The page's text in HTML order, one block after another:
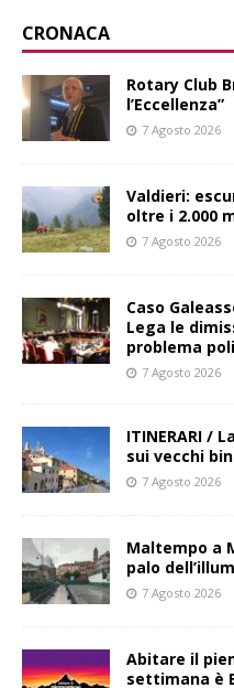
CRONACA
Rotary Club
l’Eccellenza”
7 Agosto 2026
Valdieri:
oltre i 2.000
7 Agosto 2026
Caso
Lega le
problema
7 Agosto 2026
ITINERARI /
sui vecchi
7 Agosto 2026
Maltempo a
palo
7 Agosto 2026
Abitare il
settimana è